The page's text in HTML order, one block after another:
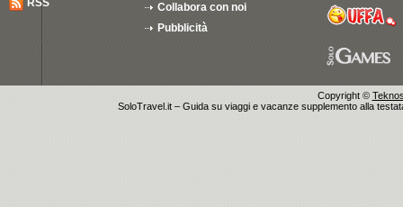
RSS
Collabora con noi
Pubblicità
Copyright ©
SoloTravel.it – Guida su viaggi e vacanze supplemento alla